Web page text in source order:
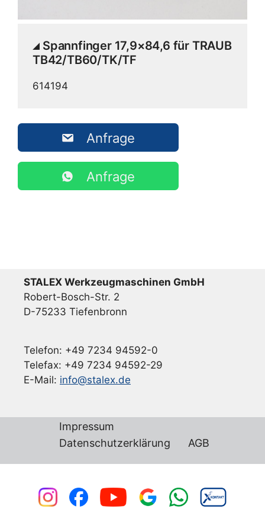
Spannfinger 17,9×84,6 für TRAUB
TB42/TB60/TK/TF
614194
Anfrage
Anfrage
STALEX Werkzeugmaschinen GmbH
Robert-Bosch-Str. 2
D-75233 Tiefenbronn
Telefon: +49 7234 94592-0
Telefax: +49 7234 94592-29
E-Mail: info@stalex.de
Impressum
Datenschutzerklärung
AGB